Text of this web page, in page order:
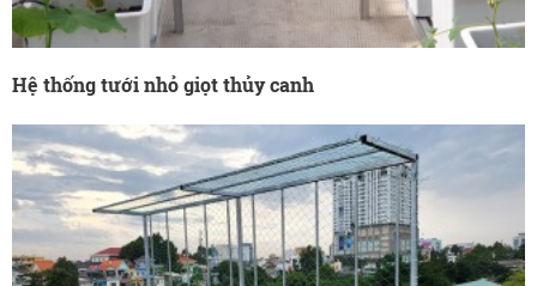
Hệ thống tưới nhỏ giọt thủy canh